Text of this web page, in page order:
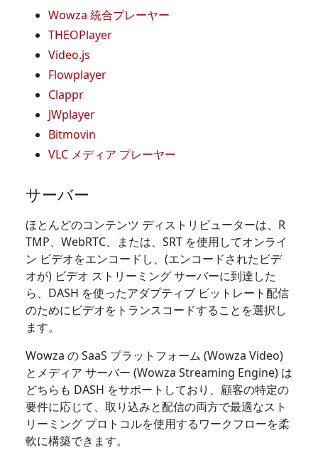
Wowza 統合プレーヤー
THEOPlayer
Video.js
Flowplayer
Clappr
JWplayer
Bitmovin
VLC メディア プレーヤー
サーバー
ほとんどのコンテンツ ディストリビューターは、R​​
TMP、WebRTC、または、SRT を使用してオンライ
ン ビデオをエンコードし、(エンコードされたビデ
オが) ビデオ ストリーミング サーバーに到達した
ら、DASH を使ったアダプティブ ビットレート配信
のためにビデオをトランスコードすることを選択し
ます。
Wowza の SaaS プラットフォーム (Wowza Video)
とメディア サーバー (Wowza Streaming Engine) は
どちらも DASH をサポートしており、顧客の特定の
要件に応じて、取り込みと配信の両方で最適なスト
リーミング プロトコルを使用するワークフローを柔
軟に構築できます。